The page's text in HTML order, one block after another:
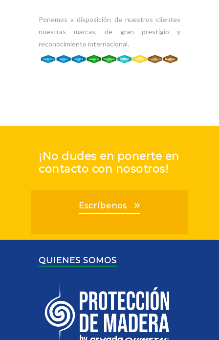
Ponemos a disposición de nuestros clientes
nuestras marcas, de gran prestigio y
reconocimiento internacional.
¡No dudes en ponerte en
contacto con nosotros!
Escríbenos
QUIENES SOMOS